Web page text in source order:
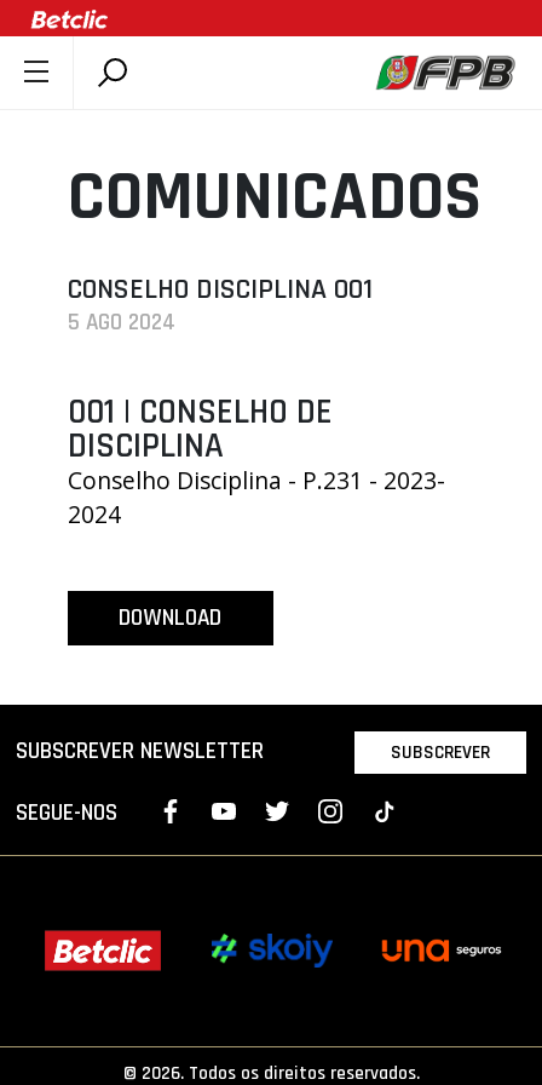
DOCUMENTOS
ÚLTIMAS
ASSOCIAÇÕES
CLUBES
AGENDA
SELEÇÕES
MINIBASQUETE
ÁREA TÉCNICA
LIGA BETCLIC MASCULINA
COMUNICADOS
CONSELHO DISCIPLINA 001
5 AGO 2024
001 | CONSELHO DE
DISCIPLINA
Conselho Disciplina - P.231 - 2023-
2024
DOWNLOAD
SUBSCREVER NEWSLETTER SUBSCREVER
SEGUE-NOS
© 2026. Todos os direitos reservados.